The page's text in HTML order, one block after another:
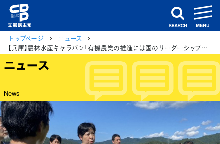
search
トップページ
ニュース
【兵庫】農林水産キャラバン「有機農業の推進には国のリーダーシップが大事」田名部隊長
ニュース
News